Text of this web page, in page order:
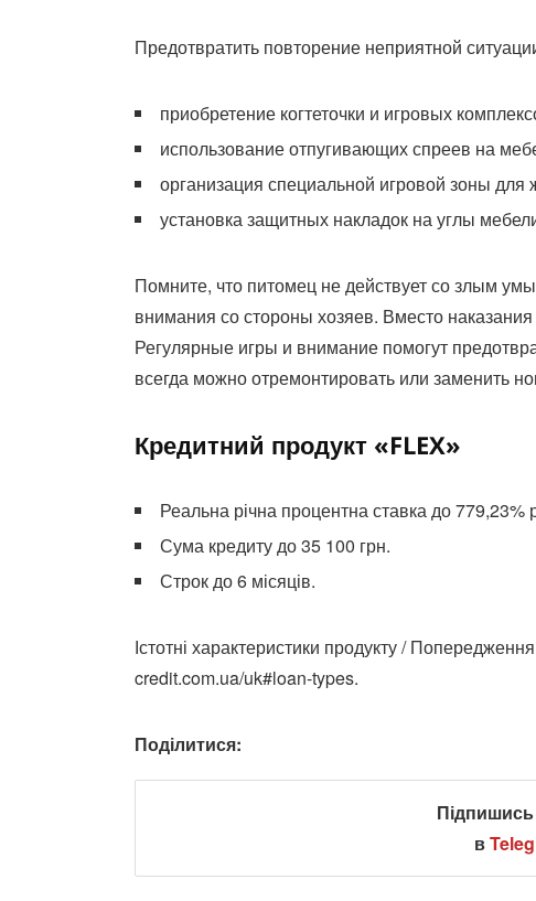
Предотвратить повторение неприятной
приобретение когтеточки и игровых
использование отпугивающих спреев на
организация специальной игровой зоны для
установка защитных накладок на углы
Помните, что питомец не действует со злым
внимания со стороны хозяев. Вместо
Регулярные игры и внимание помогут
всегда можно отремонтировать или заменить
Кредитний продукт «FLEX»
Реальна річна процентна ставка до 779,23%
Сума кредиту до 35 100 грн.
Строк до 6 місяців.
Істотні характеристики продукту /
credit.com.ua/uk#loan-types.
Поділитися:
в